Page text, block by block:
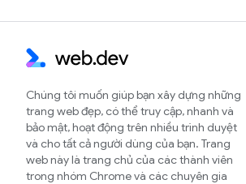
Chúng tôi muốn giúp bạn xây dựng những
trang web đẹp, có thể truy cập, nhanh và
bảo mật, hoạt động trên nhiều trình duyệt
và cho tất cả người dùng của bạn. Trang
web này là trang chủ của các thành viên
trong nhóm Chrome và các chuyên gia